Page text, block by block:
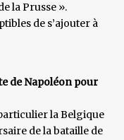
la Prusse ».
de s’ajouter à
de Napoléon pour
la Belgique
de la bataille de